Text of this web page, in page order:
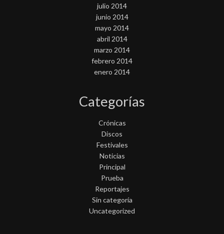
julio 2014
junio 2014
mayo 2014
abril 2014
marzo 2014
febrero 2014
enero 2014
Categorías
Crónicas
Discos
Festivales
Noticias
Principal
Prueba
Reportajes
Sin categoría
Uncategorized